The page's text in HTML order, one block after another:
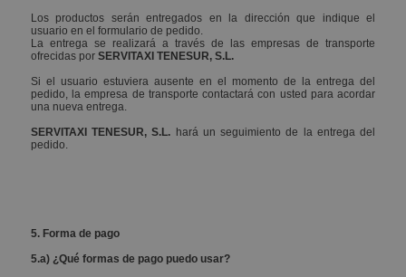
Los productos serán entregados en la dirección que indique el
usuario en el formulario de pedido.
La entrega se realizará a través de las empresas de transporte
ofrecidas por SERVITAXI TENESUR, S.L.
Si el usuario estuviera ausente en el momento de la entrega del
pedido, la empresa de transporte contactará con usted para acordar
una nueva entrega.
SERVITAXI TENESUR, S.L. hará un seguimiento de la entrega del
pedido.
5. Forma de pago
5.a) ¿Qué formas de pago puedo usar?